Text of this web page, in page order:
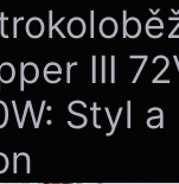
III
Styl a